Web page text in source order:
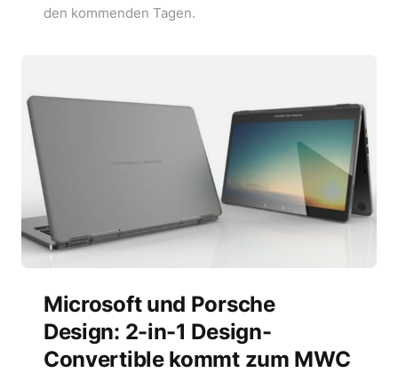
den kommenden Tagen.
Microsoft und Porsche
Design: 2-in-1 Design-
Convertible kommt zum MWC